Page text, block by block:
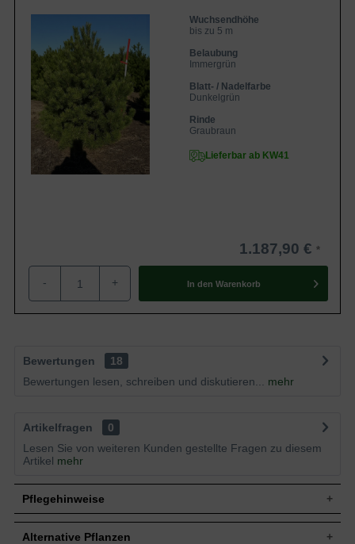
Wuchsendhöhe
bis zu 5 m
Belaubung
Immergrün
Blatt- / Nadelfarbe
Dunkelgrün
Rinde
Graubraun
Lieferbar ab KW41
1.187,90 €
- + In den Warenkorb
Bewertungen
18
Bewertungen lesen, schreiben und diskutieren...
mehr
Artikelfragen
0
Lesen Sie von weiteren Kunden gestellte Fragen zu diesem
Artikel mehr
Pflegehinweise
Alternative Pflanzen